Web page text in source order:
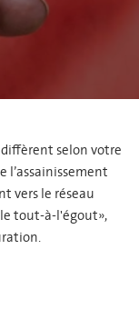
selon votre
l’assainissement
vers le réseau
tout-à-l'égout»,